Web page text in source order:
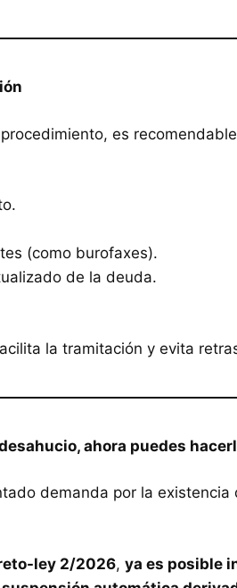
es
(como burofaxes).
de la deuda.
la tramitación y evita
ahora puedes
demanda por la
ley 2/2026, ya es posible